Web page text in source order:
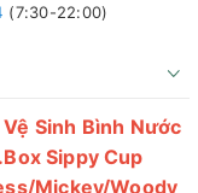
(7:30-22:00)
Sinh Bình Nước
Sippy Cup
Mickey/Woody